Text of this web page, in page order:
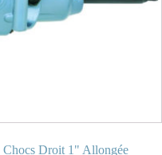
Chocs Droit 1" Allongée